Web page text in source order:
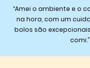
“Amei o ambiente e o
na hora, com um
bolos são
comi.”